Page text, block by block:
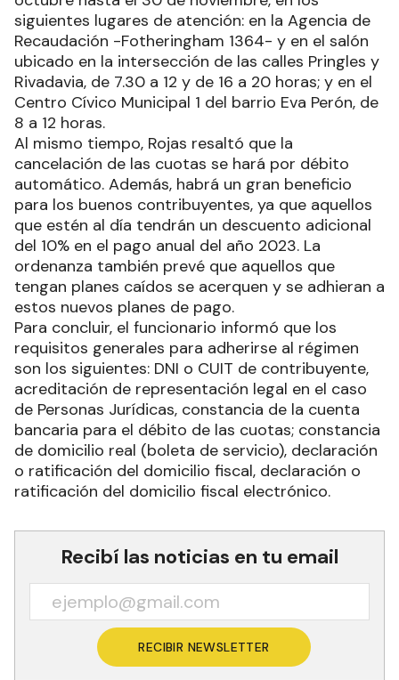
siguientes lugares de atención: en la Agencia de
Recaudación -Fotheringham 1364- y en el salón
ubicado en la intersección de las calles Pringles y
Rivadavia, de 7.30 a 12 y de 16 a 20 horas; y en el
Centro Cívico Municipal 1 del barrio Eva Perón, de
8 a 12 horas.
Al mismo tiempo, Rojas resaltó que la
cancelación de las cuotas se hará por débito
automático. Además, habrá un gran beneficio
para los buenos contribuyentes, ya que aquellos
que estén al día tendrán un descuento adicional
del 10% en el pago anual del año 2023. La
ordenanza también prevé que aquellos que
tengan planes caídos se acerquen y se adhieran a
estos nuevos planes de pago.
Para concluir, el funcionario informó que los
requisitos generales para adherirse al régimen
son los siguientes: DNI o CUIT de contribuyente,
acreditación de representación legal en el caso
de Personas Jurídicas, constancia de la cuenta
bancaria para el débito de las cuotas; constancia
de domicilio real (boleta de servicio), declaración
o ratificación del domicilio fiscal, declaración o
ratificación del domicilio fiscal electrónico.
Recibí las noticias en tu email
RECIBIR NEWSLETTER